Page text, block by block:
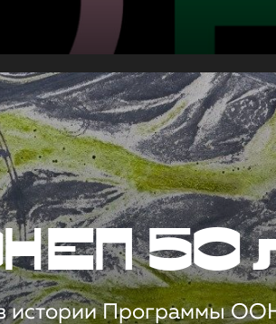
50
истории Программы